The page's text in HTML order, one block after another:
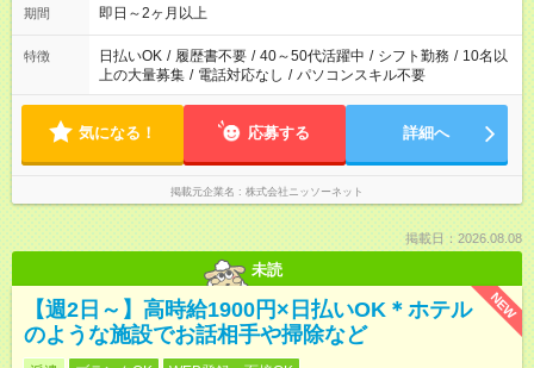
期間 即日～2ヶ月以上
特徴 日払いOK / 履歴書不要 / 40～50代活躍中 / シフト勤務 / 10名以
上の大量募集 / 電話対応なし / パソコンスキル不要
気になる！ 応募する 詳細へ
掲載元企業名 株式会社ニッソーネット
掲載日：2026.08.08
未読
NEW
【週2日～】高時給1900円×日払いOK＊ホテル
のような施設でお話相手や掃除など